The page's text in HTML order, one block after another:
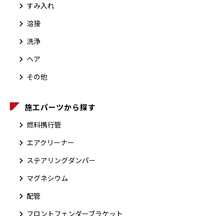
すみ入れ
溶接
洗浄
ヘア
その他
施工パーツから探す
燃料携行管
エアクリーナー
ステアリングダンパー
マグネシウム
配管
フロントフェンダーブラケット